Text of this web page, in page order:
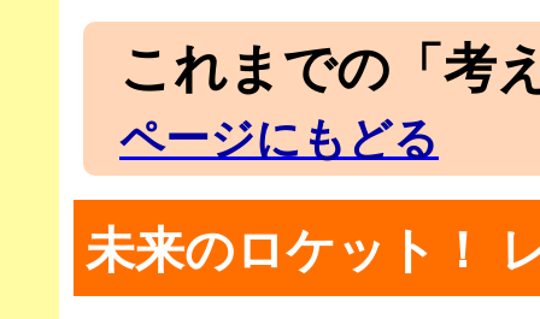
これまでの「考
ページにもどる
未来のロケット！